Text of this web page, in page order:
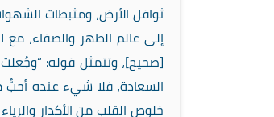
ثواقل الأرض، ومثبطات
إلى عالم الطهر والصفاء، مع
[صحيح]، وتتمثل قوله: “وجُعلت
السعادة، فلا شيء عنده أحبُّ
خلوص القلب من الأكدار